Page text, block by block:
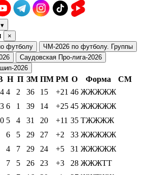
▾
×
футболу
ЧМ-2026 по футболу. Группы
Саудовская Про-лига-2026
2026
Н П ЗМ ПМ РМ О Форма
СМ
4 2 36 15 +21 46 ЖЖЖЖЖ
6 1 39 14 +25 45 ЖЖЖЖЖ
5 4 31 20 +11 35 ТЖЖЖЖ
6 5 29 27 +2 33 ЖЖЖЖЖ
4 7 29 24 +5 31 ЖЖЖЖЖ
7 5 26 23 +3 28 ЖЖЖТТ